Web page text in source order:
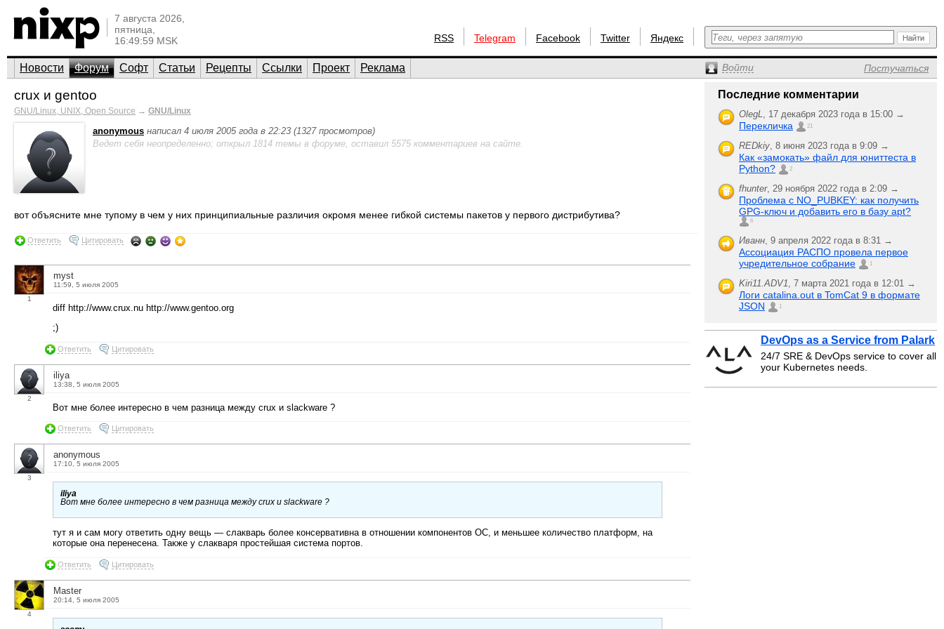
7 августа 2026,
пятница,
16:49:59 MSK
RSS Telegram Facebook Twitter Яндекс
Новости Форум Софт Статьи Рецепты Ссылки Проект Реклама Войти Постучаться
crux и gentoo
GNU/Linux, UNIX, Open Source → GNU/Linux
anonymous написал 4 июля 2005 года в 22:23 (1327 просмотров)
Ведет себя неопределенно; открыл 1814 темы в форуме, оставил 5575 комментариев на сайте.
вот объясните мне тупому в чем у них принципиальные различия окромя менее гибкой системы пакетов у первого дистрибутива?
Ответить Цитировать
1
myst
11:59, 5 июля 2005
diff http://www.crux.nu http://www.gentoo.org
;)
Ответить Цитировать
2
iliya
13:38, 5 июля 2005
Вот мне более интересно в чем разница между crux и slackware ?
Ответить Цитировать
3
anonymous
17:10, 5 июля 2005
iliya
Вот мне более интересно в чем разница между crux и slackware ?
тут я и сам могу ответить одну вещь — слакварь более консервативна в отношении компонентов ОС, и меньшее количество платформ, на
которые она перенесена. Также у слакваря простейшая система портов.
Ответить Цитировать
4
Master
20:14, 5 июля 2005
Последние комментарии
OlegL, 17 декабря 2023 года в 15:00 →
Перекличка 21
REDkiy, 8 июня 2023 года в 9:09 →
Как «замокать» файл для юниттеста в
Python?
2
fhunter, 29 ноября 2022 года в 2:09 →
Проблема с NO_PUBKEY: как получить
GPG-ключ и добавить его в базу apt?
6
Иванн, 9 апреля 2022 года в 8:31 →
Ассоциация РАСПО провела первое
учредительное собрание
1
Kiri11.ADV1, 7 марта 2021 года в 12:01 →
Логи catalina.out в TomCat 9 в формате
JSON
1
DevOps as a Service from Palark
24/7 SRE & DevOps service to cover all
your Kubernetes needs.